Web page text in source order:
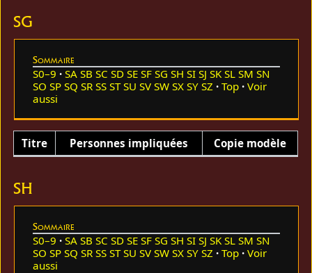
SG
Sommaire
S0–9 SA SB SC SD SE SF SG SH SI SJ SK SL SM SN
SO SP SQ SR SS ST SU SV SW SX SY SZ Top
Voir
aussi
Titre Personnes impliquées Copie modèle
SH
Sommaire
S0–9 SA SB SC SD SE SF SG SH SI SJ SK SL SM SN
SO SP SQ SR SS ST SU SV SW SX SY SZ Top
Voir
aussi